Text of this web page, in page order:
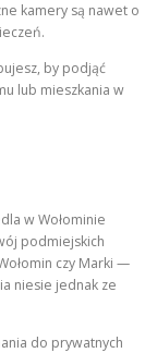
kamery są nawet o
by podjąć
lub mieszkania w
w Wołominie
podmiejskich
czy Marki —
niesie jednak ze
do prywatnych